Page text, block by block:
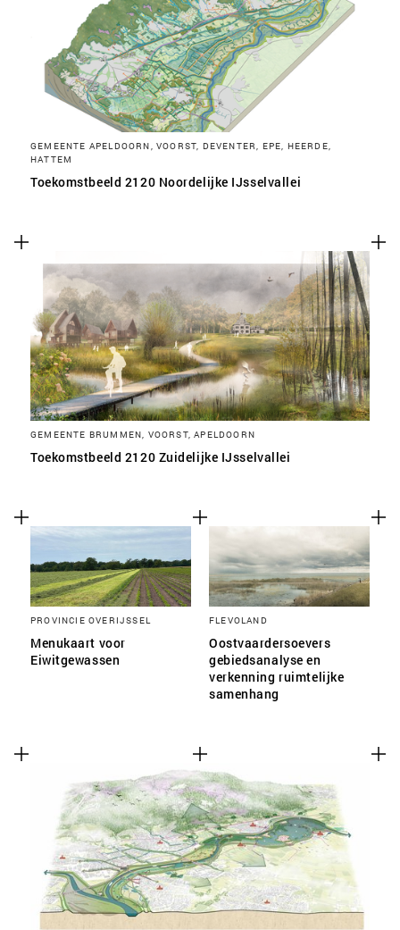
GEMEENTE APELDOORN, VOORST, DEVENTER, EPE, HEERDE,
HATTEM
Toekomstbeeld 2120 Noordelijke IJsselvallei
GEMEENTE BRUMMEN, VOORST, APELDOORN
Toekomstbeeld 2120 Zuidelijke IJsselvallei
PROVINCIE OVERIJSSEL
Menukaart voor
Eiwitgewassen
FLEVOLAND
Oostvaardersoevers
gebiedsanalyse en
verkenning ruimtelijke
samenhang
SLA VOORKEUREN OP